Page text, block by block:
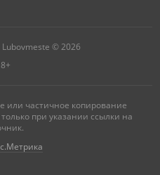
© 2026
частичное копирование
при указании ссылки на